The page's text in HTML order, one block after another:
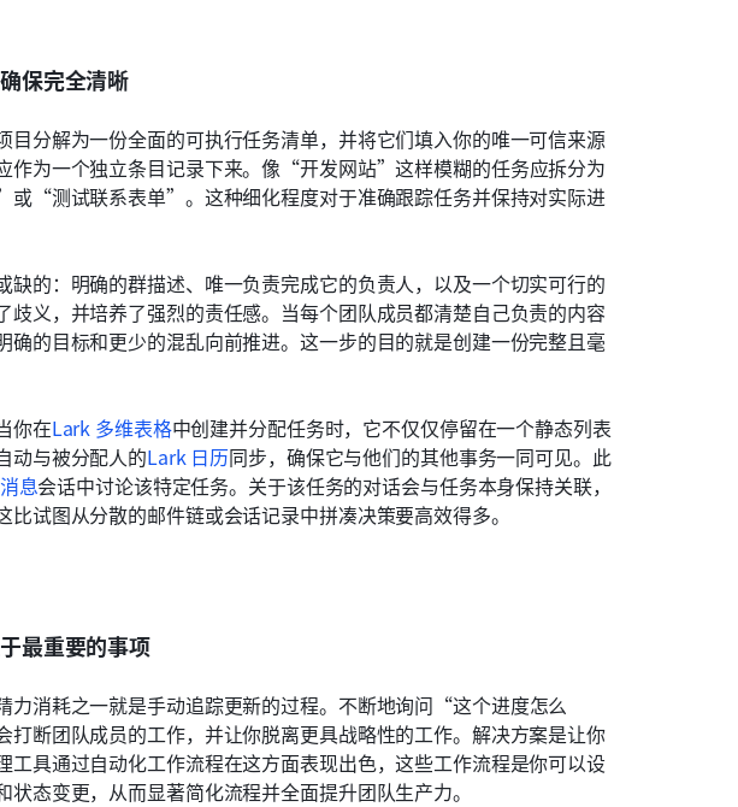
保完全清晰
目分解为一份全面的可执行任务清单，并将它们填入你的唯一可信来源
作为一个独立条目记录下来。像“开发网站”这样模糊的任务应拆分为
“测试联系表单”。这种细化程度对于准确跟踪任务并保持对实际进
缺的：明确的群描述、唯一负责完成它的负责人，以及一个切实可行的
歧义，并培养了强烈的责任感。当每个团队成员都清楚自己负责的内容
确的目标和更少的混乱向前推进。这一步的目的就是创建一份完整且毫
你在Lark 多维表格中创建并分配任务时，它不仅仅停留在一个静态列表
动与被分配人的Lark 日历同步，确保它与他们的其他事务一同可见。此
息会话中讨论该特定任务。关于该任务的对话会与任务本身保持关联，
试图从分散的邮件链或会话记录中拼凑决策要高效得多。
最重要的事项
力消耗之一就是手动追踪更新的过程。不断地询问“这个进度怎么
断团队成员的工作，并让你脱离更具战略性的工作。解决方案是让你
工具通过自动化工作流程在这方面表现出色，这些工作流程是你可以设
态变更，从而显著简化流程并全面提升团队生产力。